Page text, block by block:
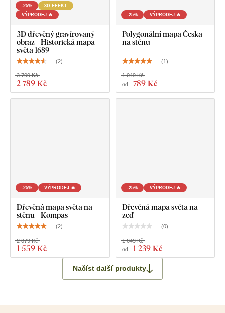
-25%
3D EFEKT
VÝPRODEJ 🔥
3D dřevěný gravírovaný
obraz - Historická mapa
světa 1689
(2)
2 789 Kč
3 709 Kč
-25% VÝPRODEJ 🔥
Polygonální mapa Česka
na stěnu
(1 )
od 789 Kč
1 049 Kč
-25% VÝPRODEJ 🔥
Dřevěná mapa světa na
stěnu - Kompas
(2)
1 559 Kč
2 079 Kč
-25% VÝPRODEJ 🔥
Dřevěná mapa světa na
zeď
(0)
od 1 239 Kč
1 649 Kč
Načíst další produkty